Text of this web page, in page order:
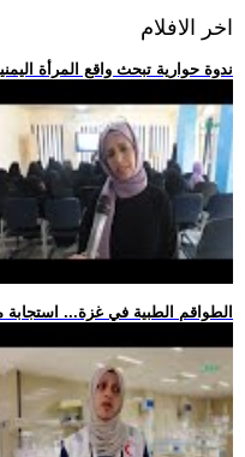
اخر الافلام
.. ندوة حوارية تبحث واقع المرأة
.. الطواقم الطبية في غزة...